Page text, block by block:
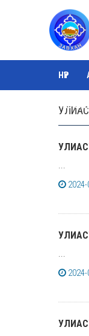
НҮҮР
ТАЗ
...
...